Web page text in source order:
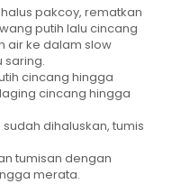
pakcoy, rematkan
putih lalu cincang
air ke dalam slow
saring.
cincang hingga
cincang hingga
dihaluskan, tumis
tumisan dengan
merata.